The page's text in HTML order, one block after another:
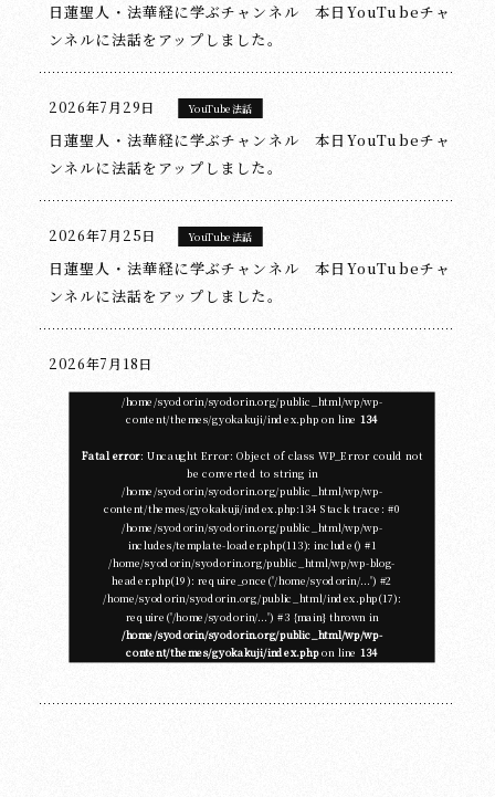
日蓮聖人・法華経に学ぶチャンネル 本日YouTubeチャ
ンネルに法話をアップしました。
2026年7月29日 YouTube法話
日蓮聖人・法華経に学ぶチャンネル 本日YouTubeチャ
ンネルに法話をアップしました。
2026年7月25日 YouTube法話
日蓮聖人・法華経に学ぶチャンネル 本日YouTubeチャ
ンネルに法話をアップしました。
2026年7月18日
/home/syodorin/syodorin.org/public_html/wp/wp-
content/themes/gyokakuji/index.php on line 134
Fatal error: Uncaught Error: Object of class WP_Error could not
be converted to string in
/home/syodorin/syodorin.org/public_html/wp/wp-
content/themes/gyokakuji/index.php:134 Stack trace: #0
/home/syodorin/syodorin.org/public_html/wp/wp-
includes/template-loader.php(113): include() #1
/home/syodorin/syodorin.org/public_html/wp/wp-blog-
header.php(19): require_once('/home/syodorin/...') #2
/home/syodorin/syodorin.org/public_html/index.php(17):
require('/home/syodorin/...') #3 {main} thrown in
/home/syodorin/syodorin.org/public_html/wp/wp-
content/themes/gyokakuji/index.phpon line 134